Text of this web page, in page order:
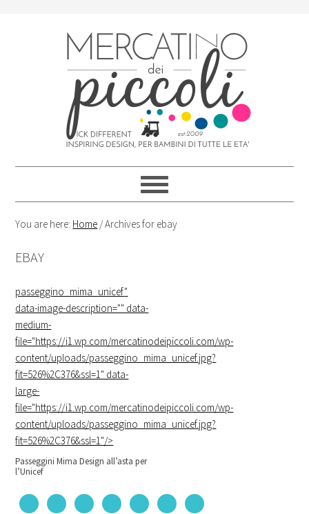
You are here: Home /Archives for ebay
EBAY
passeggino_mima_unicef"
data-image-description="" data-
medium-
file="https://i1.wp.com/mercatinodeipiccoli.com/wp-
content/uploads/passeggino_mima_unicef.jpg?
fit=526%2C376&ssl=1" data-
large-
file="https://i1.wp.com/mercatinodeipiccoli.com/wp-
content/uploads/passeggino_mima_unicef.jpg?
fit=526%2C376&ssl=1"/>
Passeggini Mima Design all’asta per
l’Unicef